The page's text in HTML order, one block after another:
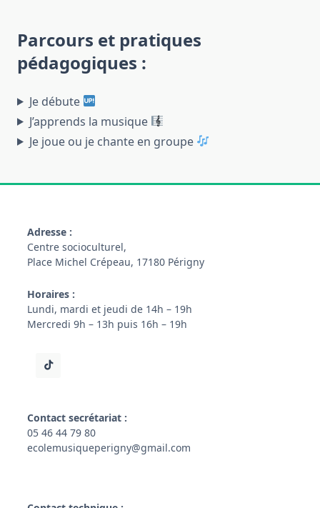
Parcours et pratiques
pédagogiques :
Je débute
J’apprends la musique
Je joue ou je chante en groupe
Adresse :
Centre socioculturel,
Place Michel Crépeau, 17180 Périgny
Horaires :
Lundi, mardi et jeudi de 14h – 19h
Mercredi 9h – 13h puis 16h – 19h
Contact secrétariat :
05 46 44 79 80
ecolemusiqueperigny@gmail.com